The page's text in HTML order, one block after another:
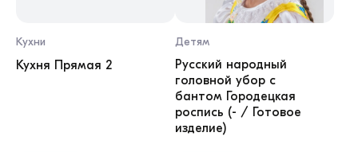
Кухни
Кухня Прямая 2
Детям
Русский народный
головной убор с
бантом Городецкая
роспись (- / Готовое
изделие)